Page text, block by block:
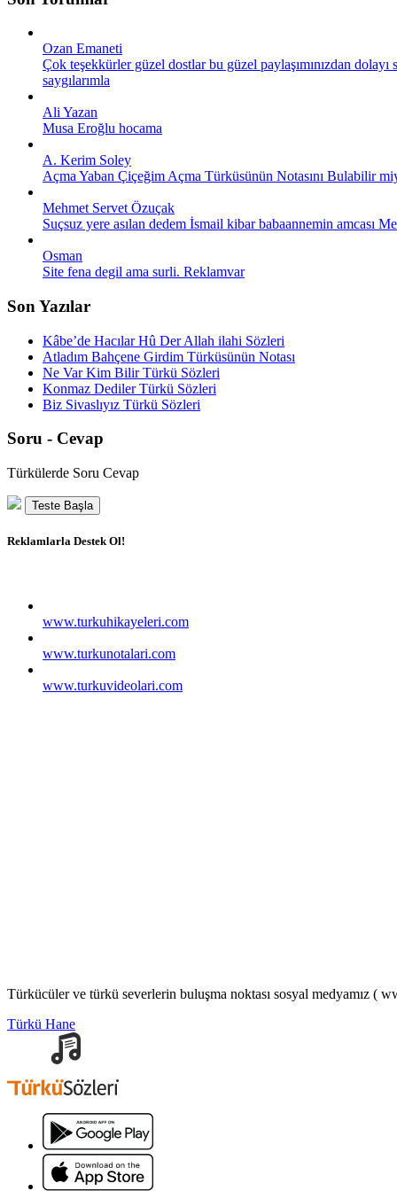
Ozan Emaneti
Çok teşekkürler güzel dostlar bu güzel paylaşımınızdan
saygılarımla
Ali Yazan
Musa Eroğlu hocama
A. Kerim Soley
Açma Yaban Çiçeğim Açma Türküsünün Notasını Bulabilir
Mehmet Servet Özuçak
Suçsuz yere asılan dedem İsmail kibar babaannemin amcası
Osman
Site fena degil ama surli. Reklamvar
Son Yazılar
Kâbe’de Hacılar Hû Der Allah ilahi Sözleri
Atladım Bahçene Girdim Türküsünün Notası
Ne Var Kim Bilir Türkü Sözleri
Konmaz Dediler Türkü Sözleri
Biz Sivaslıyız Türkü Sözleri
Soru - Cevap
Türkülerde Soru Cevap
Teste Başla
Reklamlarla Destek Ol!
www.turkuhikayeleri.com
www.turkunotalari.com
www.turkuvideolari.com
Türkücüler ve türkü severlerin buluşma noktası sosyal medyamız (
Türkü Hane